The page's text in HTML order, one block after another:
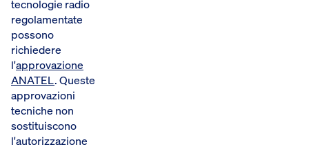
tecnologie radio
regolamentate
possono
richiedere
l'approvazione
ANATEL. Queste
approvazioni
tecniche non
sostituiscono
l'autorizzazione